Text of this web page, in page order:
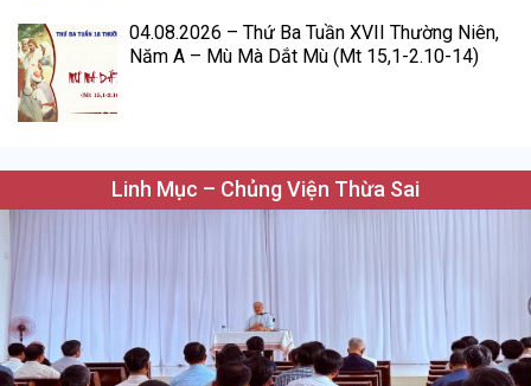
04.08.2026 – Thứ Ba Tuần XVII Thường Niên,
Năm A – Mù Mà Dắt Mù (Mt 15,1-2.10-14)
Linh Mục – Chủng Viện Thừa Sai